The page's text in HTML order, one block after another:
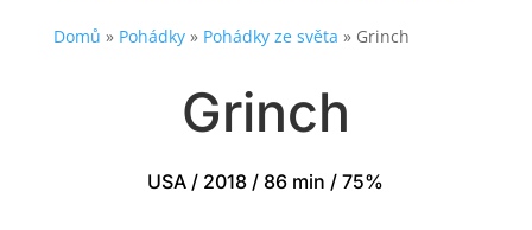
Domů » Pohádky» Pohádky ze světa » Grinch
Grinch
USA / 2018 / 86 min / 75%